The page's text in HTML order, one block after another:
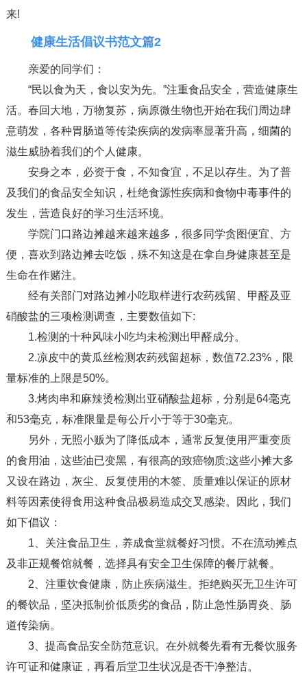
来!
健康生活倡议书范文篇2
亲爱的同学们：
“民以食为天，食以安为先。”注重食品安全，营造健康生
活。春回大地，万物复苏，病原微生物也开始在我们周边肆
意萌发，各种胃肠道等传染疾病的发病率显著升高，细菌的
滋生威胁着我们的个人健康。
安身之本，必资于食，不知食宜，不足以存生。为了普
及我们的食品安全知识，杜绝食源性疾病和食物中毒事件的
发生，营造良好的学习生活环境。
学院门口路边摊越来越来越多，很多同学贪图便宜、方
便，喜欢到路边摊去吃饭，殊不知这是在拿自身健康甚至是
生命在作赌注。
经有关部门对路边摊小吃取样进行农药残留、甲醛及亚
硝酸盐的三项检测调查，主要数值如下:
1.检测的十种风味小吃均未检测出甲醛成分。
2.凉皮中的黄瓜丝检测农药残留超标，数值72.23%，限
量标准的上限是50%。
3.烤肉串和麻辣烫检测出亚硝酸盐超标，分别是64毫克
和53毫克，标准限量是每公斤小于等于30毫克。
另外，无照小贩为了降低成本，通常反复使用严重变质
的食用油，这些油已变黑，有很高的致癌物质;这些小摊大多
又设在路边，灰尘、反复使用的木签、质量难以保证的原材
料等因素使得食用这种食品极易造成交叉感染。因此，我们
如下倡议：
1、关注食品卫生，养成食堂就餐好习惯。不在流动摊点
及非正规餐馆就餐，选择具有安全卫生保障的餐厅就餐。
2、注重饮食健康，防止疾病滋生。拒绝购买无卫生许可
的餐饮品，坚决抵制价低质劣的食品，防止急性肠胃炎、肠
道传染病。
3、提高食品安全防范意识。在外就餐先看有无餐饮服务
许可证和健康证，再看后堂卫生状况是否干净整洁。